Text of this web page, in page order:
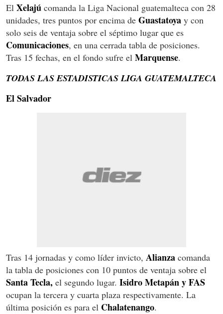
El Xelajú comanda la Liga Nacional guatemalteca con 28
unidades, tres puntos por encima de Guastatoya y con
solo seis de ventaja sobre el séptimo lugar que es
Comunicaciones, en una cerrada tabla de posiciones.
Tras 15 fechas, en el fondo sufre el Marquense.
TODAS LAS ESTADISTICAS LIGA GUATEMALTECA
El Salvador
Tras 14 jornadas y como líder invicto, Alianza comanda
la tabla de posiciones con 10 puntos de ventaja sobre el
Santa Tecla, el segundo lugar. Isidro Metapán y FAS
ocupan la tercera y cuarta plaza respectivamente. La
última posición es para el Chalatenango.